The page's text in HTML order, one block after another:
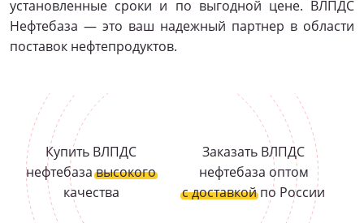
установленные сроки и по выгодной цене. ВЛПДС
Нефтебаза — это ваш надежный партнер в области
поставок нефтепродуктов.
Купить ВЛПДС
нефтебазавысокого
качества
Заказать ВЛПДС
нефтебаза оптом
с доставкойпо России